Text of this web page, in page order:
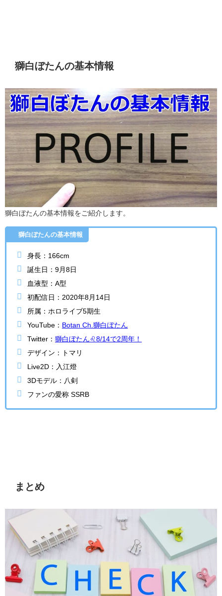
獅白ぼたんの基本情報
獅白ぼたんの基本情報をご紹介します。
獅白ぼたんの基本情報
身長：166cm
誕生日：9月8日
血液型：A型
初配信日：2020年8月14日
所属：ホロライブ5期生
YouTube： Botan Ch.獅白ぼたん
Twitter： 獅白ぼたん♌8/14で2周年！
デザイン：トマリ
Live2D：入江燈
3Dモデル：八剣
ファンの愛称 SSRB
まとめ